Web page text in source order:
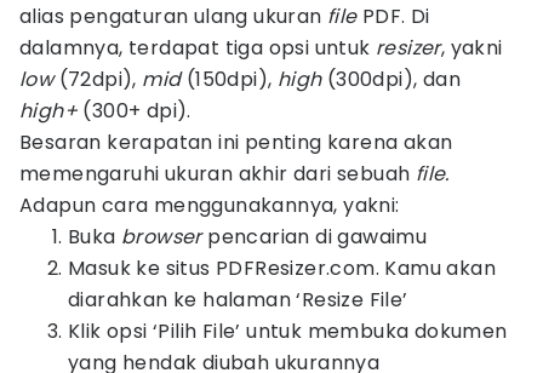
alias pengaturan ulang ukuran filePDF. Di
dalamnya, terdapat tiga opsi untuk resizer, yakni
low(72dpi), mid(150dpi), high(300dpi), dan
high+ (300+ dpi).
Besaran kerapatan ini penting karena akan
memengaruhi ukuran akhir dari sebuah file.
Adapun cara menggunakannya, yakni:
Buka browserpencarian di gawaimu
Masuk ke situs PDFResizer.com. Kamu akan
diarahkan ke halaman ‘Resize File’
Klik opsi ‘Pilih File’ untuk membuka dokumen
yang hendak diubah ukurannya